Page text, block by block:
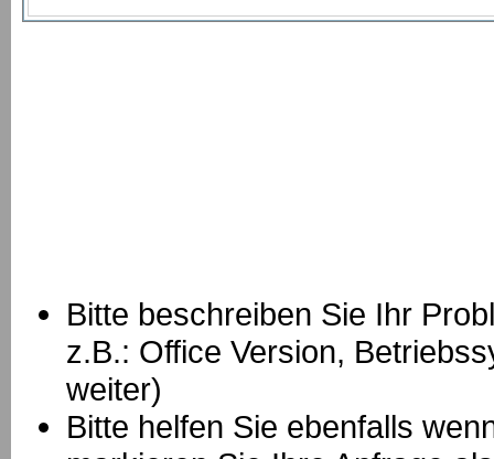
Bitte beschreiben Sie Ihr
z.B.: Office Version,
weiter)
Bitte helfen Sie ebenfalls